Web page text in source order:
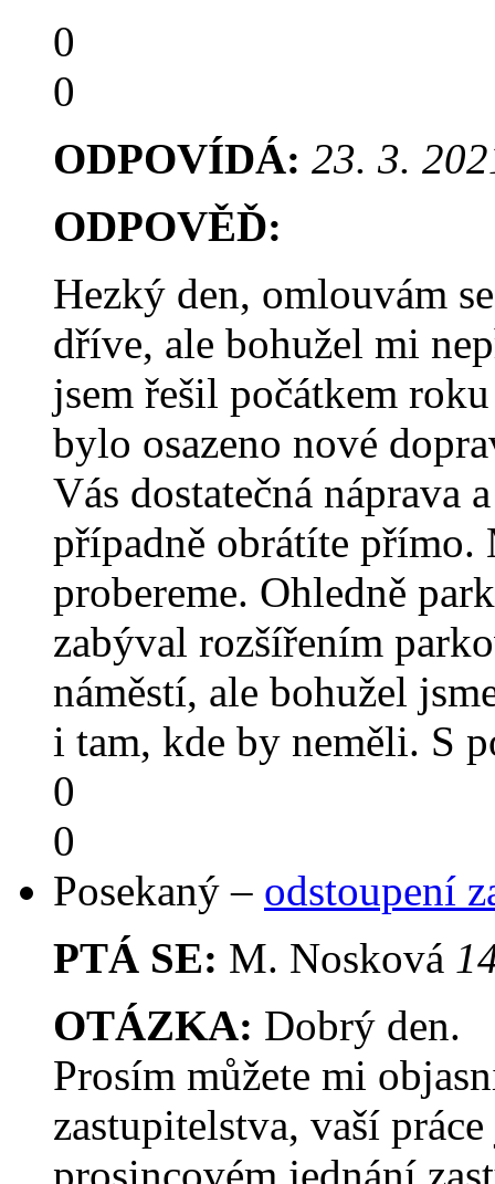
0
0
ODPOVÍDÁ: 23. 3.
ODPOVĚĎ:
Hezký den, omlouvám
dříve, ale bohužel mi
jsem řešil počátkem
bylo osazeno nové
Vás dostatečná náprava
případně obrátíte přímo.
probereme. Ohledně
zabýval rozšířením
náměstí, ale bohužel
i tam, kde by neměli. S
0
0
Posekaný – odstoupení
PTÁ SE: M. Nosková
OTÁZKA: Dobrý den.
Prosím můžete mi
zastupitelstva, vaší